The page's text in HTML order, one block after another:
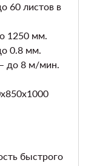
60 листов в
1250 мм.
0.8 мм.
до 8 м/мин.
быстрого